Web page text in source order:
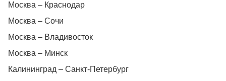
Москва – Краснодар
Москва – Сочи
Москва – Владивосток
Москва – Минск
Калининград – Санкт-Петербург